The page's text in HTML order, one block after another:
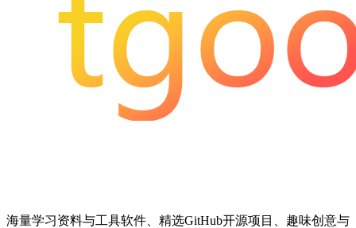
海量学习资料与工具软件、精选GitHub开源项目、趣味创意与